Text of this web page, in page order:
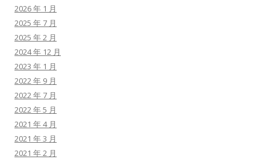
2026 年 1 月
2025 年 7 月
2025 年 2 月
2024 年 12 月
2023 年 1 月
2022 年 9 月
2022 年 7 月
2022 年 5 月
2021 年 4 月
2021 年 3 月
2021 年 2 月